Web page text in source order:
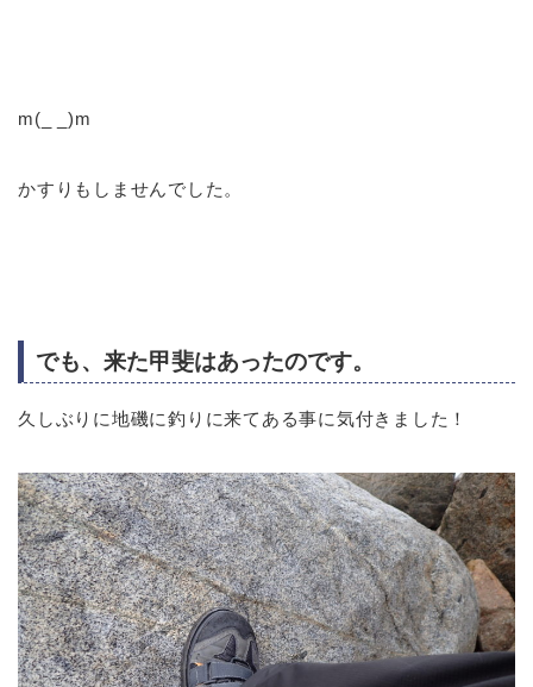
m(_ _)m
かすりもしませんでした。
でも、来た甲斐はあったのです。
久しぶりに地磯に釣りに来てある事に気付きました！